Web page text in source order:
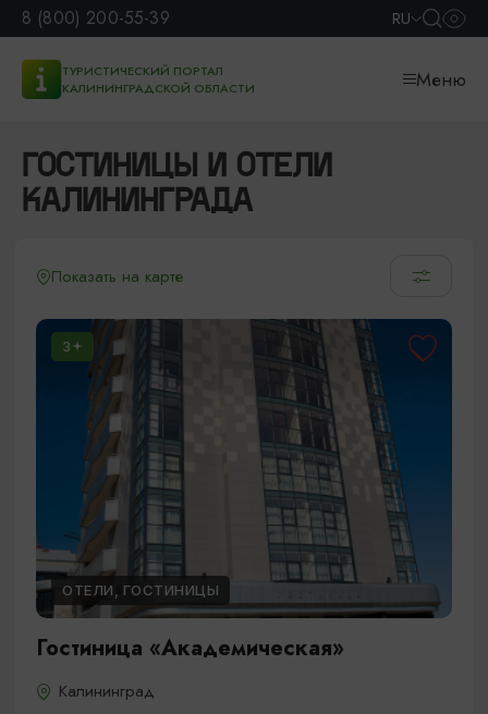
8 (800) 200-55-39 RU
ТУРИСТИЧЕСКИЙ ПОРТАЛ
КАЛИНИНГРАДСКОЙ ОБЛАСТИ
Меню
ГОСТИНИЦЫ И ОТЕЛИ
КАЛИНИНГРАДА
Показать на карте
3
ОТЕЛИ, ГОСТИНИЦЫ
Гостиница «Академическая»
Калининград